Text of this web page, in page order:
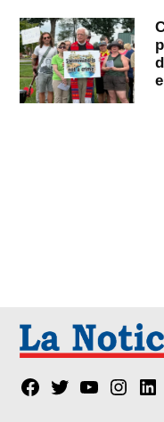
Facebook
TwitterYouTube